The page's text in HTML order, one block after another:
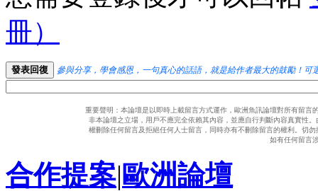
冊）
發表回復 參與分享，學會感恩，一句真心的話語，就是給作者最大的鼓勵！可
重要聲明：本論壇是以即時上載留言方式運作，歐洲魚訊論壇對所有留
非本論壇之立場，用戶不應完全依賴其內容，並應自行判斷內容真實性
權刪除任何留言及拒絕任何人士留言，同時亦有不刪除留言的權利。切
如有任何留言
合作提案|歐洲論壇